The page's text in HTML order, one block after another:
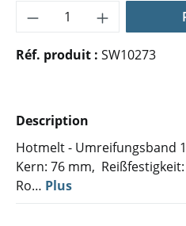
Quantité de
Réf. produit : SW10273
Description
Hotmelt - Umreifungsband
Kern: 76 mm,
Ro… Plus